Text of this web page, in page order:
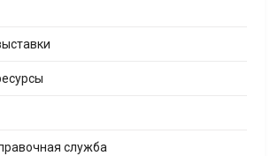
служба